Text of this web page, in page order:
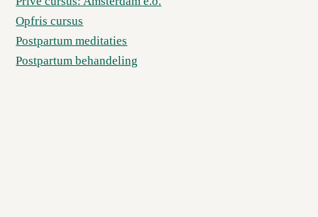
Opfris cursus
Postpartum meditaties
Postpartum behandeling